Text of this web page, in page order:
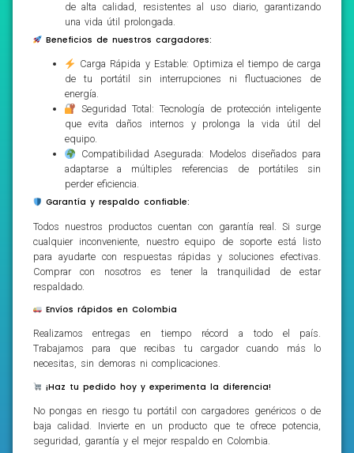
de alta calidad, resistentes al uso diario, garantizando
una vida útil prolongada.
Beneficios de nuestros cargadores:
Carga Rápida y Estable: Optimiza el tiempo de carga
de tu portátil sin interrupciones ni fluctuaciones de
energía.
Seguridad Total: Tecnología de protección inteligente
que evita daños internos y prolonga la vida útil del
equipo.
Compatibilidad Asegurada: Modelos diseñados para
adaptarse a múltiples referencias de portátiles sin
perder eficiencia.
Garantía y respaldo confiable:
Todos nuestros productos cuentan con garantía real. Si surge
cualquier inconveniente, nuestro equipo de soporte está listo
para ayudarte con respuestas rápidas y soluciones efectivas.
Comprar con nosotros es tener la tranquilidad de estar
respaldado.
Envíos rápidos en Colombia
Realizamos entregas en tiempo récord a todo el país.
Trabajamos para que recibas tu cargador cuando más lo
necesitas, sin demoras ni complicaciones.
¡Haz tu pedido hoy y experimenta la diferencia!
No pongas en riesgo tu portátil con cargadores genéricos o de
baja calidad. Invierte en un producto que te ofrece potencia,
seguridad, garantía y el mejor respaldo en Colombia.